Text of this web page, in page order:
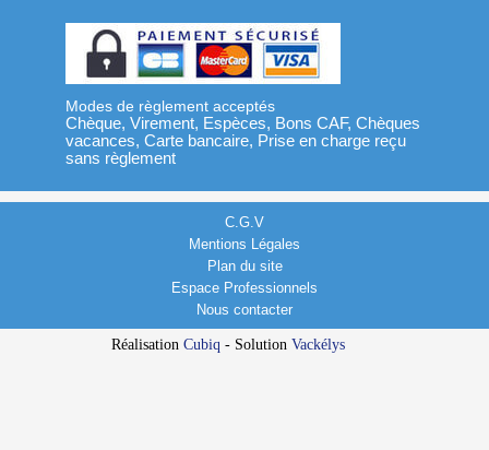
Modes de règlement acceptés
Chèque, Virement, Espèces, Bons CAF, Chèques
vacances, Carte bancaire, Prise en charge reçu
sans règlement
C.G.V
Mentions Légales
Plan du site
Espace Professionnels
Nous contacter
Réalisation Cubiq - Solution Vackélys